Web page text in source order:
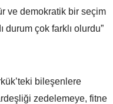
ve demokratik bir seçim
durum çok farklı olurdu”
bileşenlere
zedelemeye, fitne